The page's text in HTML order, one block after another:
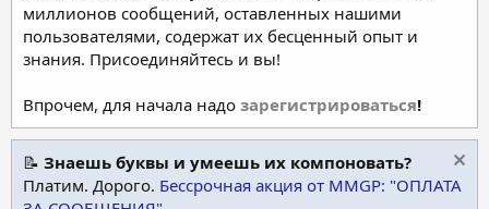
миллионов сообщений, оставленных нашими
пользователями, содержат их бесценный опыт и
знания. Присоединяйтесь и вы!
Впрочем, для начала надо зарегистрироваться!
📝 Знаешь буквы и умеешь их компоновать?
Платим. Дорого. Бессрочная акция от MMGP: "ОПЛАТА